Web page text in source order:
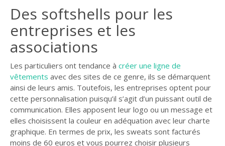
Des softshells pour les
entreprises et les
associations
Les particuliers ont tendance à créer une ligne de
vêtements avec des sites de ce genre, ils se démarquent
ainsi de leurs amis. Toutefois, les entreprises optent pour
cette personnalisation puisqu’il s’agit d’un puissant outil de
communication. Elles apposent leur logo ou un message et
elles choisissent la couleur en adéquation avec leur charte
graphique. En termes de prix, les sweats sont facturés
moins de 60 euros et vous pourrez choisir plusieurs